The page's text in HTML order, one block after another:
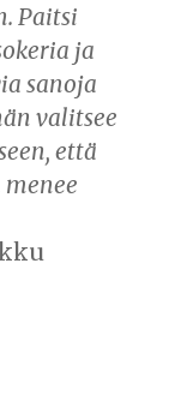
Paitsi
ja
sanoja
valitsee
että